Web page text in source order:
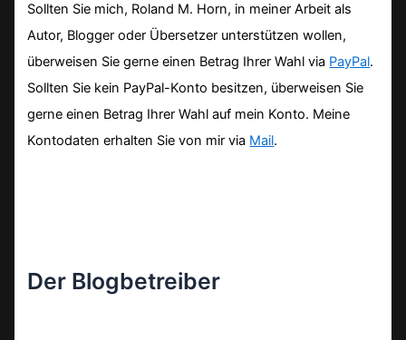
Sollten Sie mich, Roland M. Horn, in meiner Arbeit als
Autor, Blogger oder Übersetzer unterstützen wollen,
überweisen Sie gerne einen Betrag Ihrer Wahl via PayPal.
Sollten Sie kein PayPal-Konto besitzen, überweisen Sie
gerne einen Betrag Ihrer Wahl auf mein Konto. Meine
Kontodaten erhalten Sie von mir via Mail.
Der Blogbetreiber